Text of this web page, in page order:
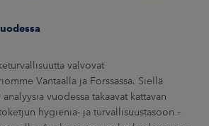
valvovat
Vantaalla ja Forssassa. Siellä
vuodessa takaavat kattavan
hygienia- ja turvallisuustasoon –